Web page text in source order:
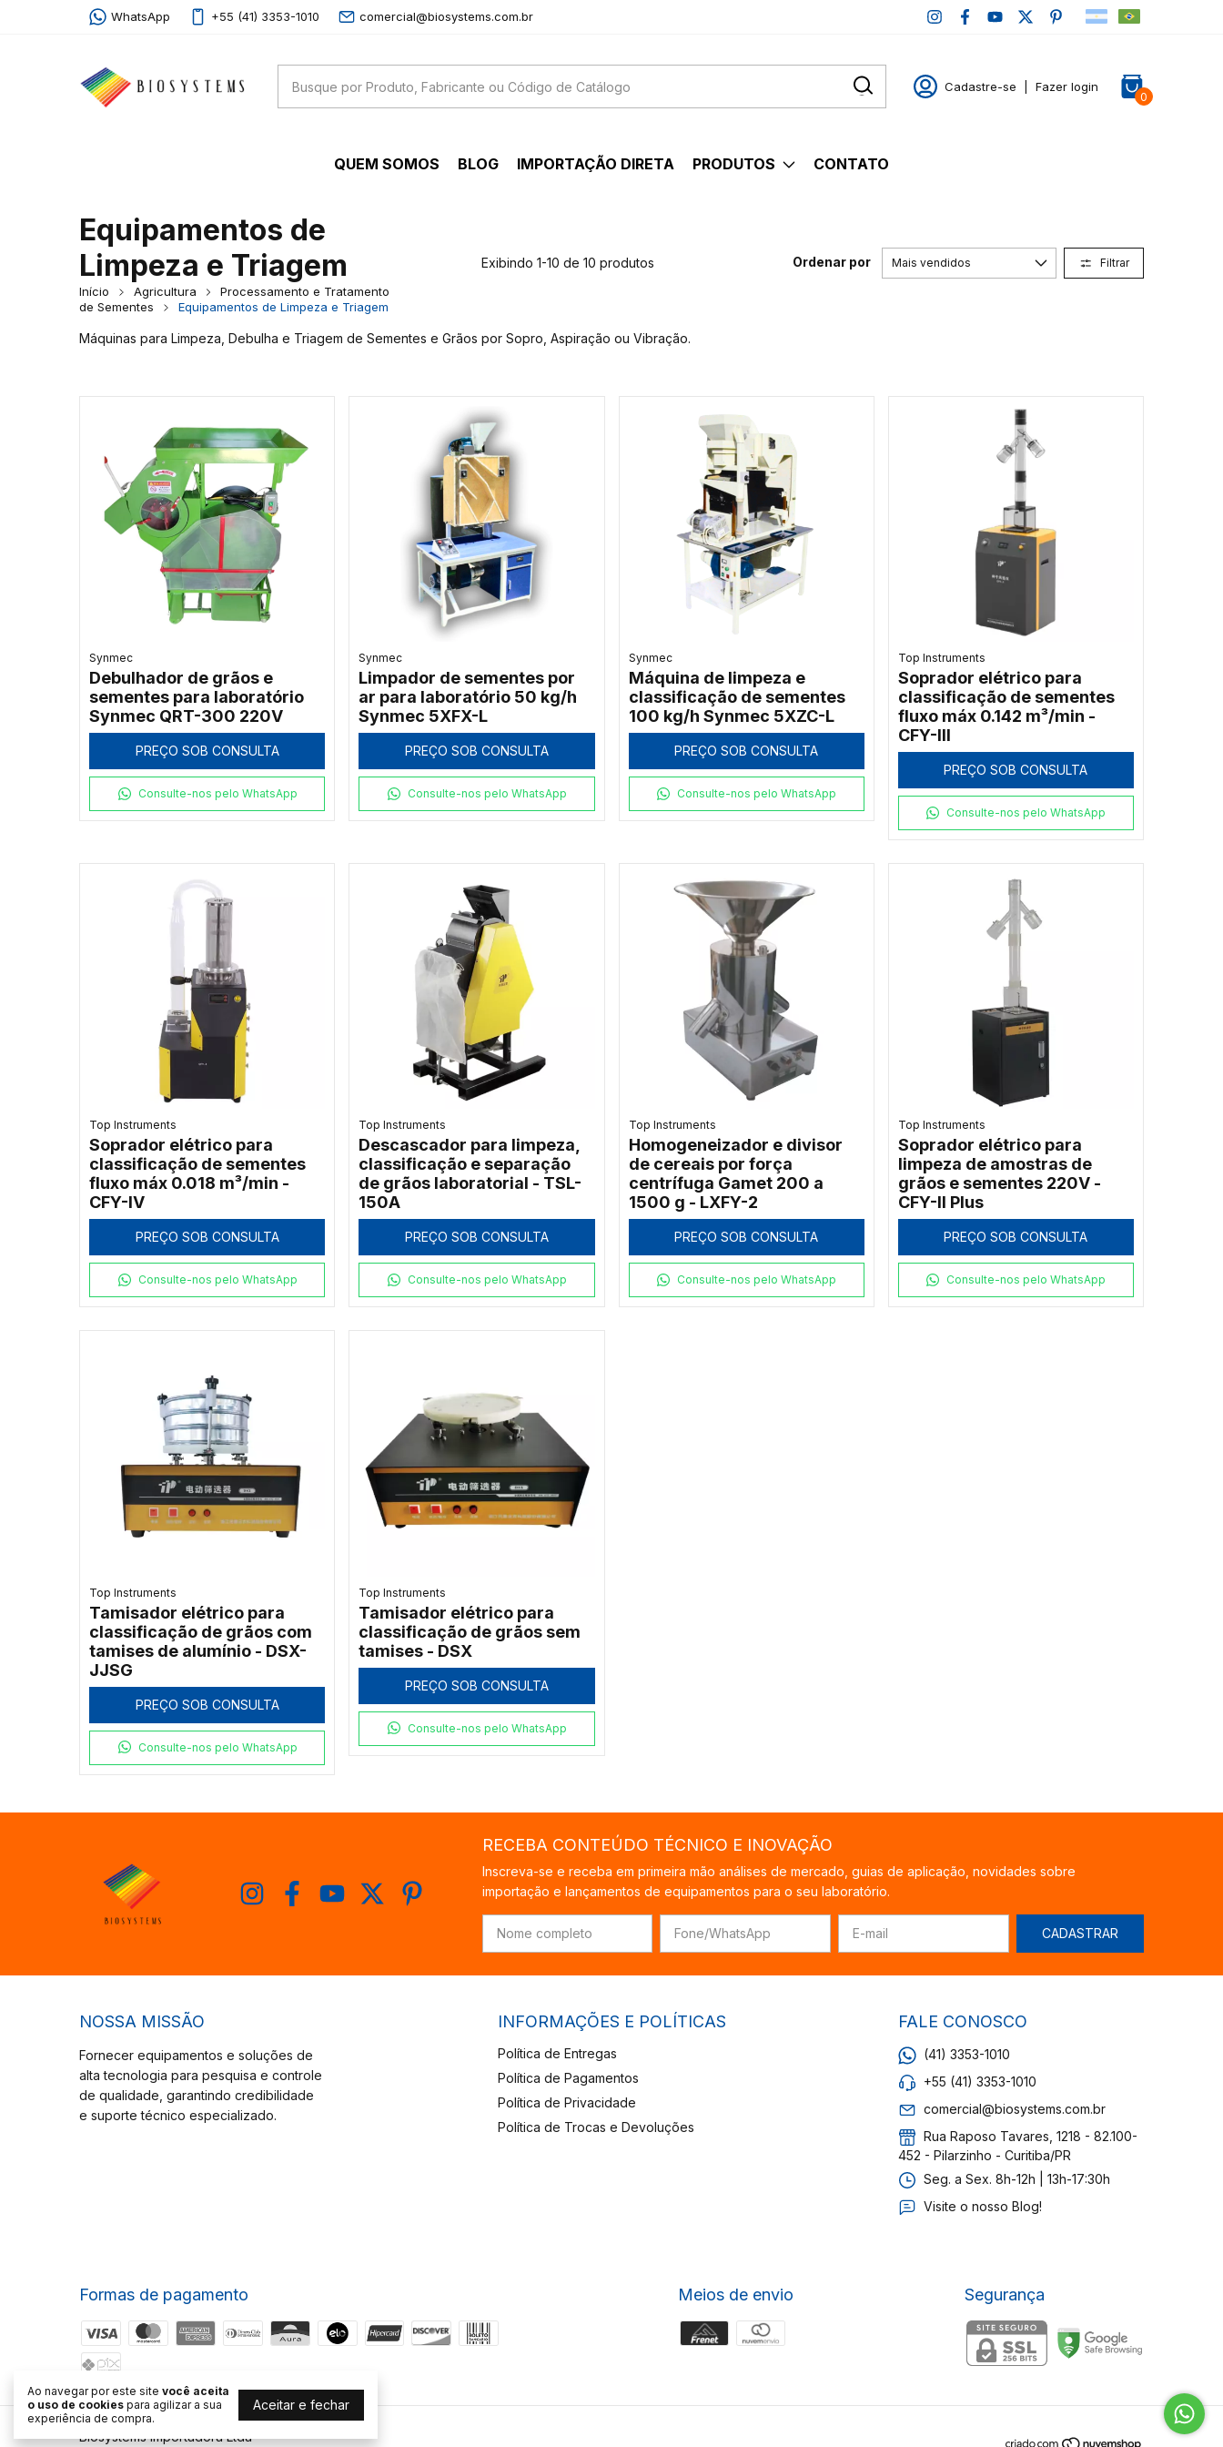
WhatsApp +55 (41) 3353-1010 comercial@biosystems.com.br
Cadastre-se Fazer login
0
QUEM SOMOS BLOG IMPORTAÇÃO DIRETA PRODUTOS CONTATO
Ao navegar por este site você aceita
o uso de cookies para agilizar a sua
experiência de compra.
Aceitar e fechar
Equipamentos de
Limpeza e Triagem
Início Agricultura
Processamento e Tratamento
de Sementes
Equipamentos de Limpeza e Triagem
Exibindo 1-10 de 10 produtos Ordenar por Filtrar
Máquinas para Limpeza, Debulha e Triagem de Sementes e Grãos por Sopro, Aspiração ou Vibração.
Synmec
Debulhador de grãos e
sementes para laboratório
Synmec QRT-300 220V
PREÇO SOB CONSULTA
Consulte-nos pelo WhatsApp
Synmec
Limpador de sementes por
ar para laboratório 50 kg/h
Synmec 5XFX-L
PREÇO SOB CONSULTA
Consulte-nos pelo WhatsApp
Synmec
Máquina de limpeza e
classificação de sementes
100 kg/h Synmec 5XZC-L
PREÇO SOB CONSULTA
Consulte-nos pelo WhatsApp
Top Instruments
Soprador elétrico para
classificação de sementes
fluxo máx 0.142 m³/min -
CFY-III
PREÇO SOB CONSULTA
Consulte-nos pelo WhatsApp
Top Instruments
Soprador elétrico para
classificação de sementes
fluxo máx 0.018 m³/min -
CFY-IV
PREÇO SOB CONSULTA
Consulte-nos pelo WhatsApp
Top Instruments
Descascador para limpeza,
classificação e separação
de grãos laboratorial - TSL-
150A
PREÇO SOB CONSULTA
Consulte-nos pelo WhatsApp
Top Instruments
Homogeneizador e divisor
de cereais por força
centrífuga Gamet 200 a
1500 g - LXFY-2
PREÇO SOB CONSULTA
Consulte-nos pelo WhatsApp
Top Instruments
Soprador elétrico para
limpeza de amostras de
grãos e sementes 220V -
CFY-II Plus
PREÇO SOB CONSULTA
Consulte-nos pelo WhatsApp
Top Instruments
Tamisador elétrico para
classificação de grãos com
tamises de alumínio - DSX-
JJSG
PREÇO SOB CONSULTA
Consulte-nos pelo WhatsApp
Top Instruments
Tamisador elétrico para
classificação de grãos sem
tamises - DSX
PREÇO SOB CONSULTA
Consulte-nos pelo WhatsApp
RECEBA CONTEÚDO TÉCNICO E INOVAÇÃO
Inscreva-se e receba em primeira mão análises de mercado, guias de aplicação, novidades sobre
importação e lançamentos de equipamentos para o seu laboratório.
NOSSA MISSÃO
Fornecer equipamentos e soluções de
alta tecnologia para pesquisa e controle
de qualidade, garantindo credibilidade
e suporte técnico especializado.
INFORMAÇÕES E POLÍTICAS
Política de Entregas
Política de Pagamentos
Política de Privacidade
Política de Trocas e Devoluções
FALE CONOSCO
(41) 3353-1010
+55 (41) 3353-1010
comercial@biosystems.com.br
Rua Raposo Tavares, 1218 - 82.100-
452 - Pilarzinho - Curitiba/PR
Seg. a Sex. 8h-12h | 13h-17:30h
Visite o nosso Blog!
Formas de pagamento Meios de envio Segurança
Biosystems Importadora Ltda